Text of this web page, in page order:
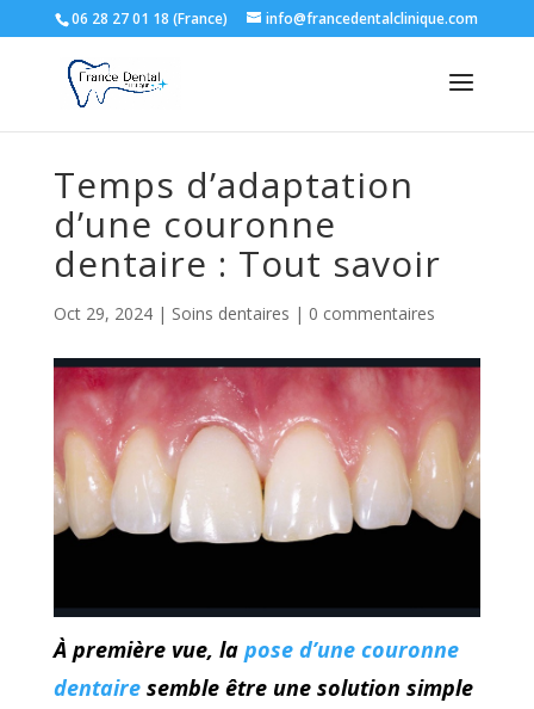
06 28 27 01 18 (France) info@francedentalclinique.com
Temps d’adaptation
d’une couronne
dentaire : Tout savoir
Oct 29, 2024| Soins dentaires | 0 commentaires
À première vue, la pose d’une couronne
dentairesemble être une solution simple